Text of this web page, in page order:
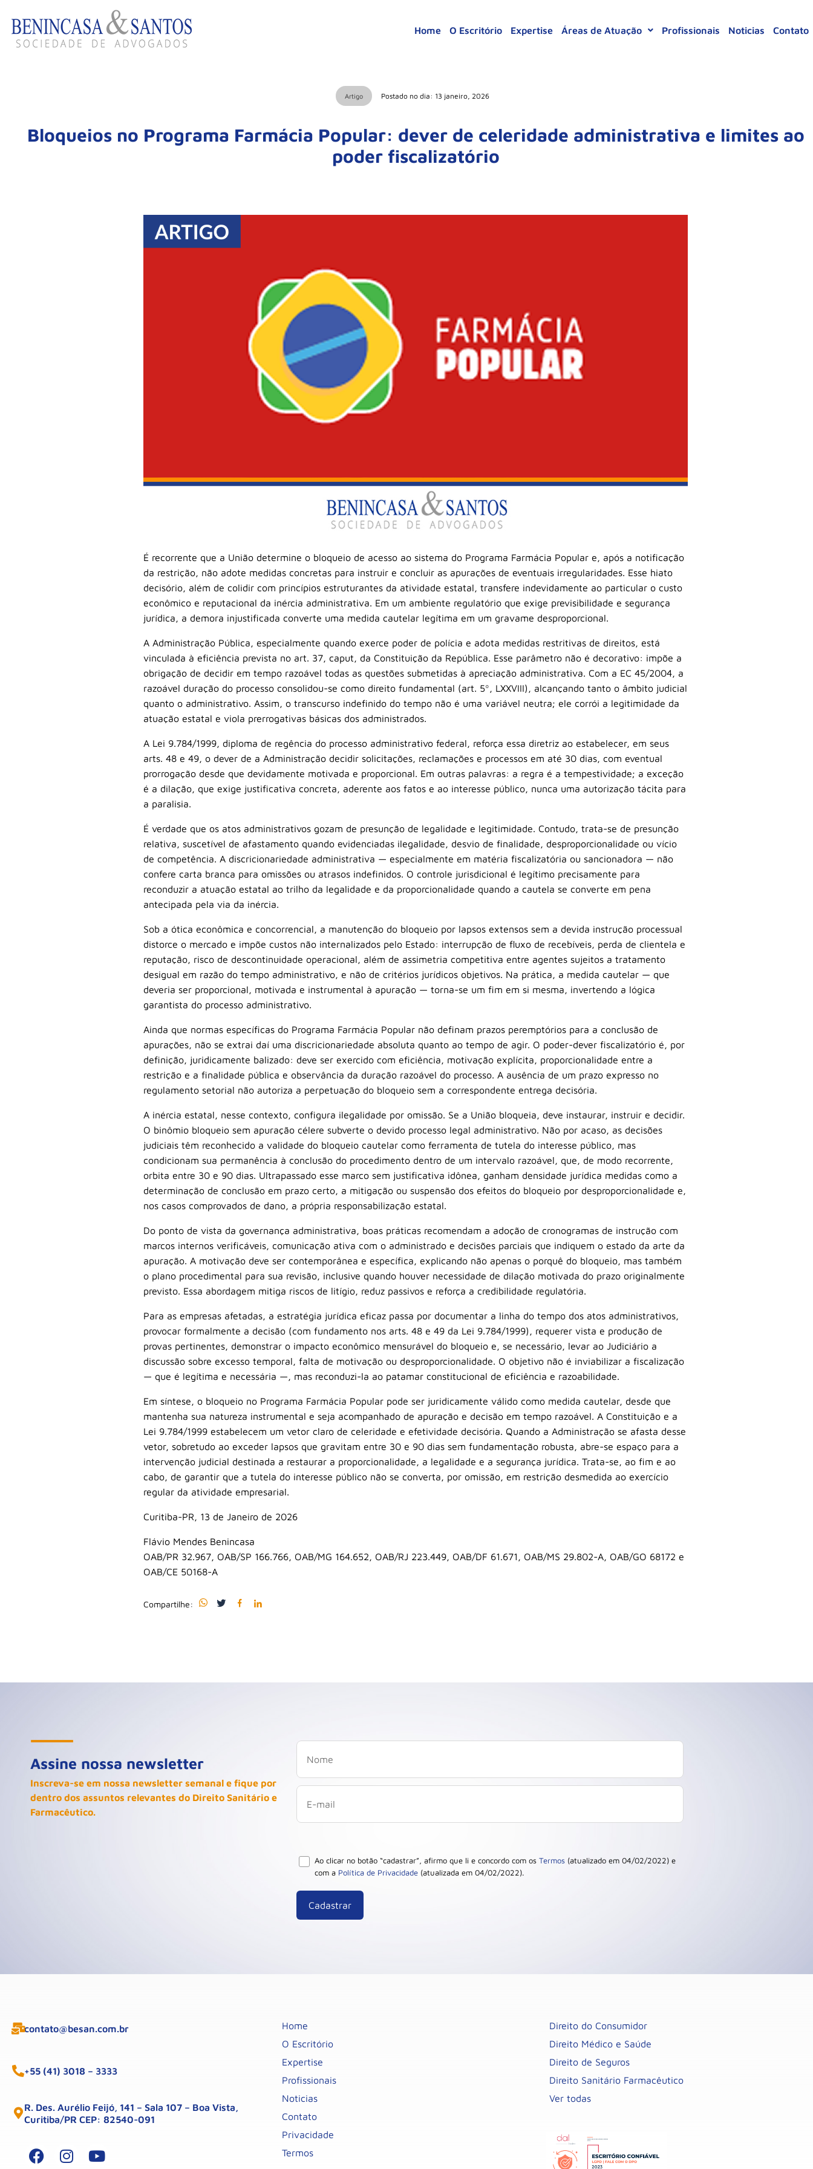
Home O Escritório Expertise Áreas de Atuação Profissionais Noticias Contato
Artigo Postado no dia: 13 janeiro, 2026
Bloqueios no Programa Farmácia Popular: dever de celeridade administrativa e limites ao
poder fiscalizatório
É recorrente que a União determine o bloqueio de acesso ao sistema do Programa Farmácia Popular e, após a notificação
da restrição, não adote medidas concretas para instruir e concluir as apurações de eventuais irregularidades. Esse hiato
decisório, além de colidir com princípios estruturantes da atividade estatal, transfere indevidamente ao particular o custo
econômico e reputacional da inércia administrativa. Em um ambiente regulatório que exige previsibilidade e segurança
jurídica, a demora injustificada converte uma medida cautelar legítima em um gravame desproporcional.
A Administração Pública, especialmente quando exerce poder de polícia e adota medidas restritivas de direitos, está
vinculada à eficiência prevista no art. 37, caput, da Constituição da República. Esse parâmetro não é decorativo: impõe a
obrigação de decidir em tempo razoável todas as questões submetidas à apreciação administrativa. Com a EC 45/2004, a
razoável duração do processo consolidou-se como direito fundamental (art. 5º, LXXVIII), alcançando tanto o âmbito judicial
quanto o administrativo. Assim, o transcurso indefinido do tempo não é uma variável neutra; ele corrói a legitimidade da
atuação estatal e viola prerrogativas básicas dos administrados.
A Lei 9.784/1999, diploma de regência do processo administrativo federal, reforça essa diretriz ao estabelecer, em seus
arts. 48 e 49, o dever de a Administração decidir solicitações, reclamações e processos em até 30 dias, com eventual
prorrogação desde que devidamente motivada e proporcional. Em outras palavras: a regra é a tempestividade; a exceção
é a dilação, que exige justificativa concreta, aderente aos fatos e ao interesse público, nunca uma autorização tácita para
a paralisia.
É verdade que os atos administrativos gozam de presunção de legalidade e legitimidade. Contudo, trata-se de presunção
relativa, suscetível de afastamento quando evidenciadas ilegalidade, desvio de finalidade, desproporcionalidade ou vício
de competência. A discricionariedade administrativa — especialmente em matéria fiscalizatória ou sancionadora — não
confere carta branca para omissões ou atrasos indefinidos. O controle jurisdicional é legítimo precisamente para
reconduzir a atuação estatal ao trilho da legalidade e da proporcionalidade quando a cautela se converte em pena
antecipada pela via da inércia.
Sob a ótica econômica e concorrencial, a manutenção do bloqueio por lapsos extensos sem a devida instrução processual
distorce o mercado e impõe custos não internalizados pelo Estado: interrupção de fluxo de recebíveis, perda de clientela e
reputação, risco de descontinuidade operacional, além de assimetria competitiva entre agentes sujeitos a tratamento
desigual em razão do tempo administrativo, e não de critérios jurídicos objetivos. Na prática, a medida cautelar — que
deveria ser proporcional, motivada e instrumental à apuração — torna-se um fim em si mesma, invertendo a lógica
garantista do processo administrativo.
Ainda que normas específicas do Programa Farmácia Popular não definam prazos peremptórios para a conclusão de
apurações, não se extrai daí uma discricionariedade absoluta quanto ao tempo de agir. O poder-dever fiscalizatório é, por
definição, juridicamente balizado: deve ser exercido com eficiência, motivação explícita, proporcionalidade entre a
restrição e a finalidade pública e observância da duração razoável do processo. A ausência de um prazo expresso no
regulamento setorial não autoriza a perpetuação do bloqueio sem a correspondente entrega decisória.
A inércia estatal, nesse contexto, configura ilegalidade por omissão. Se a União bloqueia, deve instaurar, instruir e decidir.
O binômio bloqueio sem apuração célere subverte o devido processo legal administrativo. Não por acaso, as decisões
judiciais têm reconhecido a validade do bloqueio cautelar como ferramenta de tutela do interesse público, mas
condicionam sua permanência à conclusão do procedimento dentro de um intervalo razoável, que, de modo recorrente,
orbita entre 30 e 90 dias. Ultrapassado esse marco sem justificativa idônea, ganham densidade jurídica medidas como a
determinação de conclusão em prazo certo, a mitigação ou suspensão dos efeitos do bloqueio por desproporcionalidade e,
nos casos comprovados de dano, a própria responsabilização estatal.
Do ponto de vista da governança administrativa, boas práticas recomendam a adoção de cronogramas de instrução com
marcos internos verificáveis, comunicação ativa com o administrado e decisões parciais que indiquem o estado da arte da
apuração. A motivação deve ser contemporânea e específica, explicando não apenas o porquê do bloqueio, mas também
o plano procedimental para sua revisão, inclusive quando houver necessidade de dilação motivada do prazo originalmente
previsto. Essa abordagem mitiga riscos de litígio, reduz passivos e reforça a credibilidade regulatória.
Para as empresas afetadas, a estratégia jurídica eficaz passa por documentar a linha do tempo dos atos administrativos,
provocar formalmente a decisão (com fundamento nos arts. 48 e 49 da Lei 9.784/1999), requerer vista e produção de
provas pertinentes, demonstrar o impacto econômico mensurável do bloqueio e, se necessário, levar ao Judiciário a
discussão sobre excesso temporal, falta de motivação ou desproporcionalidade. O objetivo não é inviabilizar a fiscalização
— que é legítima e necessária —, mas reconduzi-la ao patamar constitucional de eficiência e razoabilidade.
Em síntese, o bloqueio no Programa Farmácia Popular pode ser juridicamente válido como medida cautelar, desde que
mantenha sua natureza instrumental e seja acompanhado de apuração e decisão em tempo razoável. A Constituição e a
Lei 9.784/1999 estabelecem um vetor claro de celeridade e efetividade decisória. Quando a Administração se afasta desse
vetor, sobretudo ao exceder lapsos que gravitam entre 30 e 90 dias sem fundamentação robusta, abre-se espaço para a
intervenção judicial destinada a restaurar a proporcionalidade, a legalidade e a segurança jurídica. Trata-se, ao fim e ao
cabo, de garantir que a tutela do interesse público não se converta, por omissão, em restrição desmedida ao exercício
regular da atividade empresarial.
Curitiba-PR, 13 de Janeiro de 2026
Flávio Mendes Benincasa
OAB/PR 32.967, OAB/SP 166.766, OAB/MG 164.652, OAB/RJ 223.449, OAB/DF 61.671, OAB/MS 29.802-A, OAB/GO 68172 e
OAB/CE 50168-A
Compartilhe:
Assine nossa newsletter
Inscreva-se em nossa newsletter semanal e fique por
dentro dos assuntos relevantes do Direito Sanitário e
Farmacêutico.
Ao clicar no botão “cadastrar”, afirmo que li e concordo com os Termos (atualizado em 04/02/2022) e
com a Política de Privacidade (atualizada em 04/02/2022).
contato@besan.com.br
+55 (41) 3018 – 3333
R. Des. Aurélio Feijó, 141 – Sala 107 – Boa Vista,
Curitiba/PR CEP: 82540-091
Home
O Escritório
Expertise
Profissionais
Noticias
Contato
Privacidade
Termos
Direito do Consumidor
Direito Médico e Saúde
Direito de Seguros
Direito Sanitário Farmacêutico
Ver todas